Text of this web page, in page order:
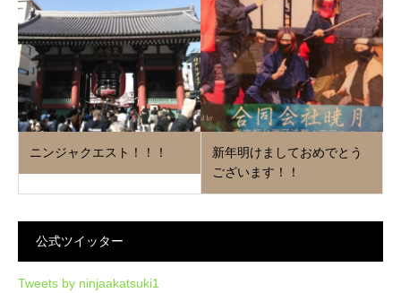
ニンジャクエスト！！！
新年明けましておめでとう
ございます！！
公式ツイッター
Tweets by ninjaakatsuki1